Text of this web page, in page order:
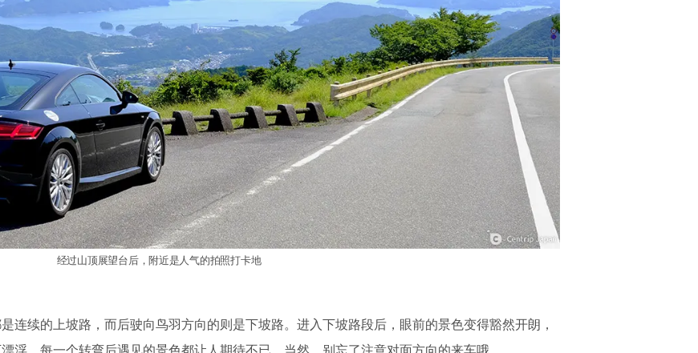
经过山顶展望台后，附近是人气的拍照打卡地
连续的上坡路，而后驶向鸟羽方向的则是下坡路。进入下坡路段后，眼前的景色变得豁然开朗，